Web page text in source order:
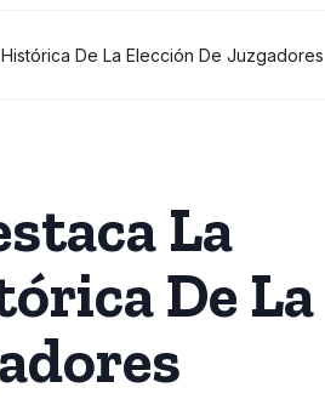
De La Elección De Juzgadores
La
De La